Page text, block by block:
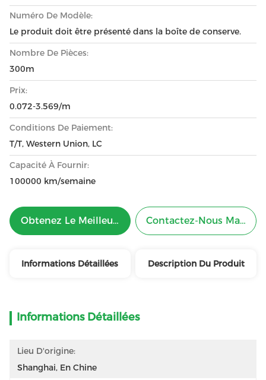
Numéro De Modèle:
Le produit doit être présenté dans la boîte de conserve.
Nombre De Pièces:
300m
Prix:
0.072-3.569/m
Conditions De Paiement:
T/T, Western Union, LC
Capacité À Fournir:
100000 km/semaine
Obtenez Le Meilleur Prix Contactez-Nous
Informations Détaillées Description Du Produit
Informations Détaillées
Lieu D'origine:
Shanghai, En Chine